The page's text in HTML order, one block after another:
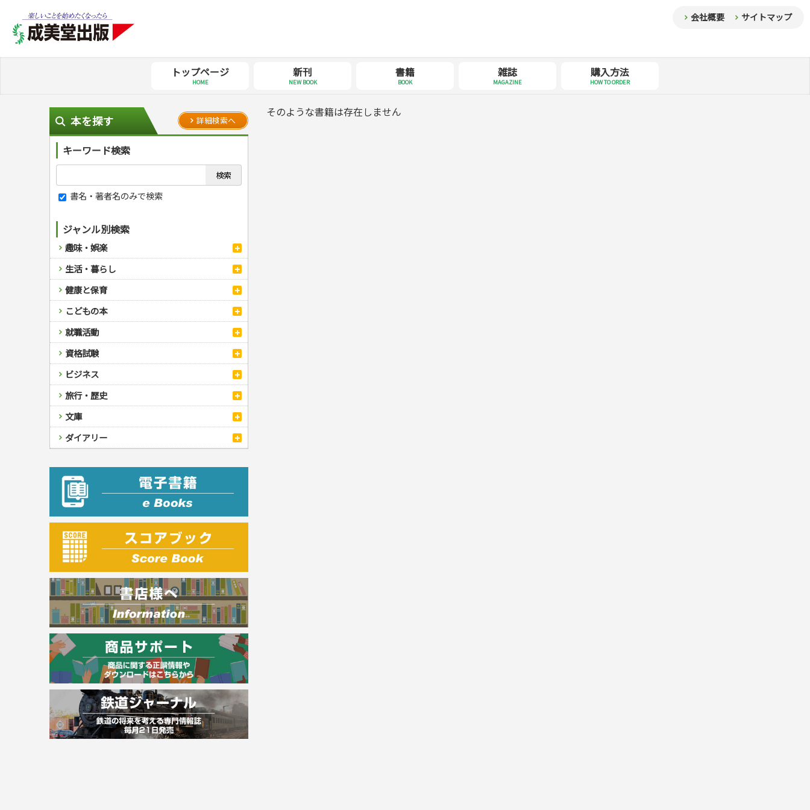
会社概要 サイトマップ
トップページ
HOME
新刊
NEW BOOK
書籍
BOOK
雑誌
MAGAZINE
購入方法
HOW TO ORDER
本を探す 詳細検索へ
キーワード検索
書名・著者名のみで検索
ジャンル別検索
趣味・娯楽
スポーツ
スポーツルール
野球
ゴルフ
トレーニング
ジュニアスポーツ
その他スポーツ
自然・アウトドア・ペット
アウトドア
犬・猫
ペット・飼育
園芸・野菜づくり
雑学
娯楽・ゲーム・占い
ナンプレ
囲碁・将棋・麻雀
ゲーム・マジック
家相・風水・占い
カルチャー・芸術・趣味
鉄道・車・自転車
音楽・楽器
趣味・鑑賞・カメラ
絵画・デッサン
俳句・詩・ことば
辞典・語学
辞典
語学・旅行会話
運転免許
原付・二輪
普通免許
その他免許
生活・暮らし
料理
料理・レシピ
おもてなし・ごちそう料理
各国料理
お弁当
健康メニュー・ダイエット
調理器具クッキング
お菓子・ケーキ・パン
飲み物・お酒
手芸・クラフト
編み物
ソーイング
クラフト
住まい・インテリア・暮らし
インテリア・ハウジング
収納・掃除・暮らし
美容・ファッション
ダイエット・エクササイズ
メイク・ネイル・ヘア
着物・着つけ
冠婚葬祭・手紙・ペン字
冠婚葬祭・スピーチ・マナー
手紙・ペン字
妊娠・出産・育児
妊娠・出産・育児
離乳食・幼児食・こどもレシピ
健康と保育
家庭医学・健康
ツボ・マッサージ
家庭医学・病気
健康知識
栄養事典
生活習慣病
看護・介護
看護一般
介護一般
保育・教育
パネルシアター
指導マニュアル
こどもの本
児童一般
おりがみ・あやとり
なぞなぞ・ゲーム
占い・心理ゲーム
のりもの・ずかん
読み物・絵本
音と光のでる絵本
学参・ドリル
夏休みドリル
総復習ドリル
学習・地図
自由研究・読書感想文
えんぴつちょう
就職活動
就職活動
就職試験
公務員試験
資格試験
検定試験・資格試験
英語検定・TOEIC
漢字検定・数学検定
簿記検定
ケアマネジャー
介護・社会福祉士
司法書士・社労士
行政書士・宅建
FP
衛生管理・運行管理
建築・土木
電気・危険物
調理師
スキル・キャリアアップ
危険物取扱者
消防設備士
登録販売者
その他資格試験
ビジネス
経営・経済・法律
マネー・株・資産
簿記・経理・税金・保険
その他ビジネス
自己啓発
ビジネス読み物
旅行・歴史
国内・海外旅行
国外旅行
国内旅行
散歩・グルメ
地理・歴史
地理・地図
歴史
文庫
文庫
成美文庫
ダイアリー
プラチナダイアリー プレステージ
そのような書籍は存在しません